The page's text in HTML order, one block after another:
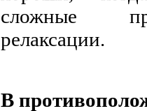
сложные
релаксации.
В